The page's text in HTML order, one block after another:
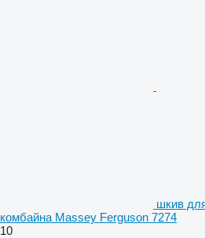
шкив
комбайна Massey Ferguson 7274
10